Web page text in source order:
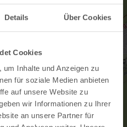
Details Über Cookies
Cookies
Inhalte und Anzeigen zu
für soziale Medien anbieten
auf unsere Website zu
wir Informationen zu Ihrer
an unsere Partner für